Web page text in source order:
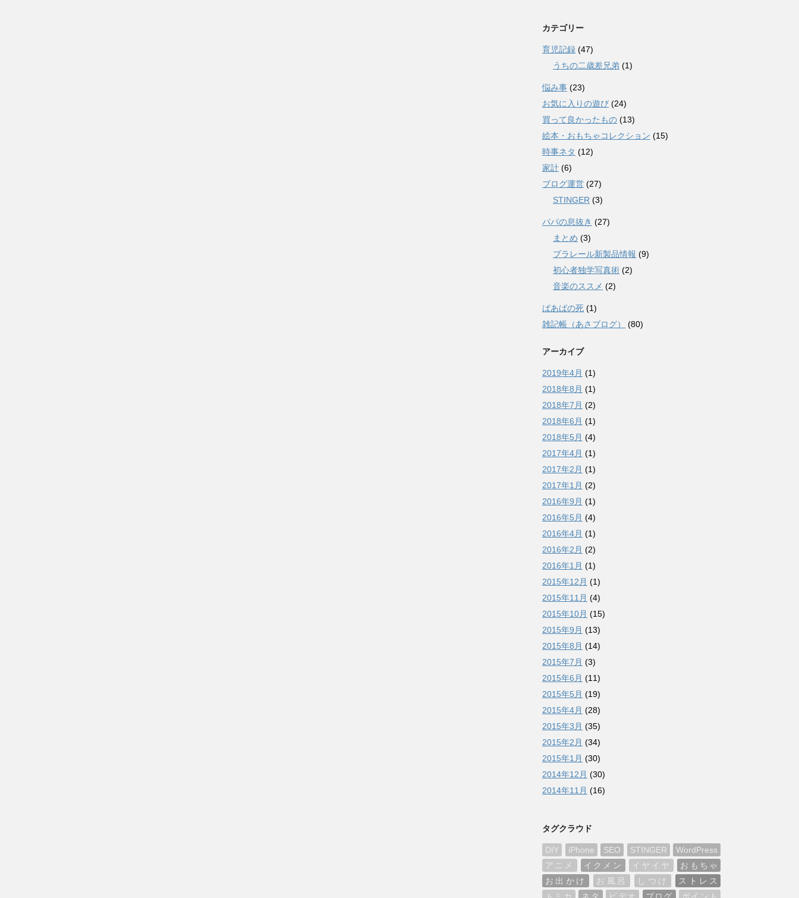
カテゴリー
育児記録 (47)
うちの二歳差兄弟 (1)
悩み事 (23)
お気に入りの遊び (24)
買って良かったもの (13)
絵本・おもちゃコレクション (15)
時事ネタ (12)
家計 (6)
ブログ運営 (27)
STINGER (3)
パパの息抜き (27)
まとめ (3)
プラレール新製品情報 (9)
初心者独学写真術 (2)
音楽のススメ (2)
ばあばの死 (1)
雑記帳（あさブログ）
(80)
アーカイブ
2019年4月 (1)
2018年8月 (1)
2018年7月 (2)
2018年6月 (1)
2018年5月 (4)
2017年4月 (1)
2017年2月 (1)
2017年1月 (2)
2016年9月 (1)
2016年5月 (4)
2016年4月 (1)
2016年2月 (2)
2016年1月 (1)
2015年12月 (1)
2015年11月 (4)
2015年10月 (15)
2015年9月 (13)
2015年8月 (14)
2015年7月 (3)
2015年6月 (11)
2015年5月 (19)
2015年4月 (28)
2015年3月 (35)
2015年2月 (34)
2015年1月 (30)
2014年12月 (30)
2014年11月 (16)
タグクラウド
DIY iPhone SEO STINGER
WordPress
アニメ
イクメン イヤイヤ
おもちゃ
お出かけ
お風呂 しつけ
ストレス